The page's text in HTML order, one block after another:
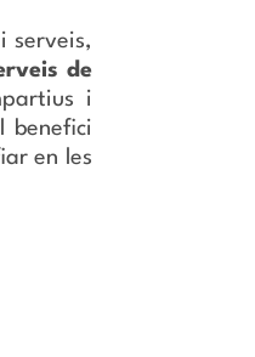
serveis,
de
i
benefici
en les